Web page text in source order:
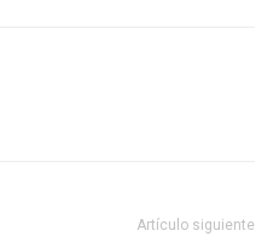
Artículo siguiente